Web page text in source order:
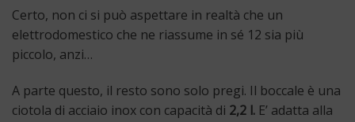
Certo, non ci si può aspettare in realtà che un
elettrodomestico che ne riassume in sé 12 sia più
piccolo, anzi…
A parte questo, il resto sono solo pregi. Il boccale è una
ciotola di acciaio inox con capacità di 2,2 l. E’ adatta alla